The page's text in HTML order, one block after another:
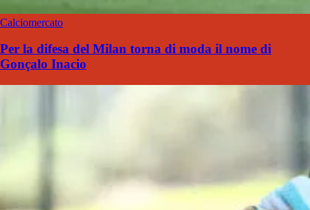
Calciomercato
Per la difesa del Milan torna di moda il nome di
Gonçalo Inacio